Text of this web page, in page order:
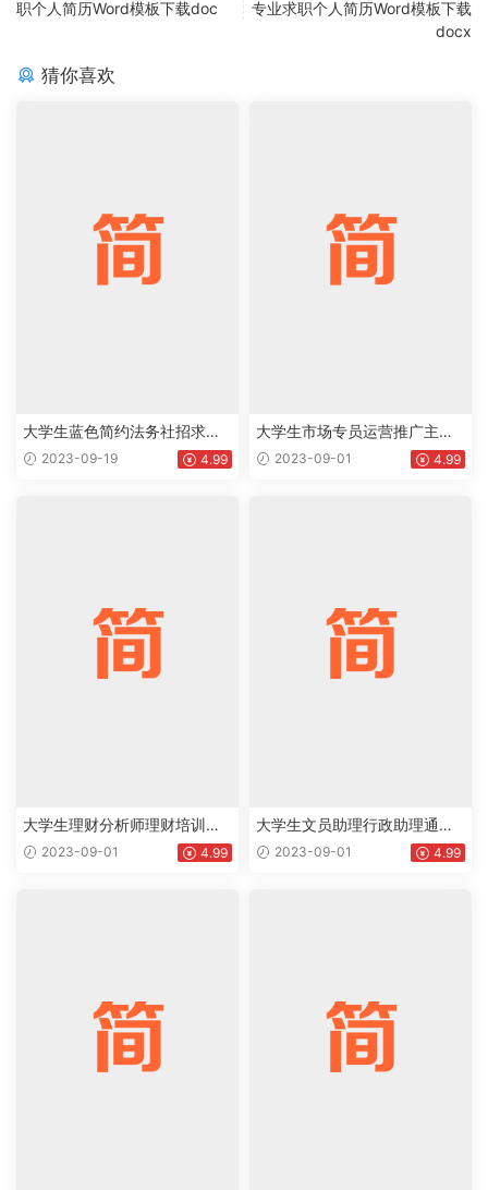
职个人简历Word模板下载doc
专业求职个人简历Word模板下载
docx
猜你喜欢
大学生蓝色简约法务社招求职
word简历下载doc
2023-09-19 4.99
大学生市场专员运营推广主管
市场推广专员通用求职简历个
人简历Word模板下载doc
2023-09-01 4.99
大学生理财分析师理财培训讲
师方案策划通用个人简历求职
简历Word模板下载doc
2023-09-01 4.99
大学生文员助理行政助理通用
个人简历求职简历Word模板下
2023-09-01 4.99